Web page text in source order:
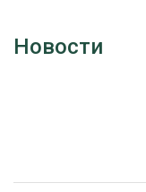
Новости